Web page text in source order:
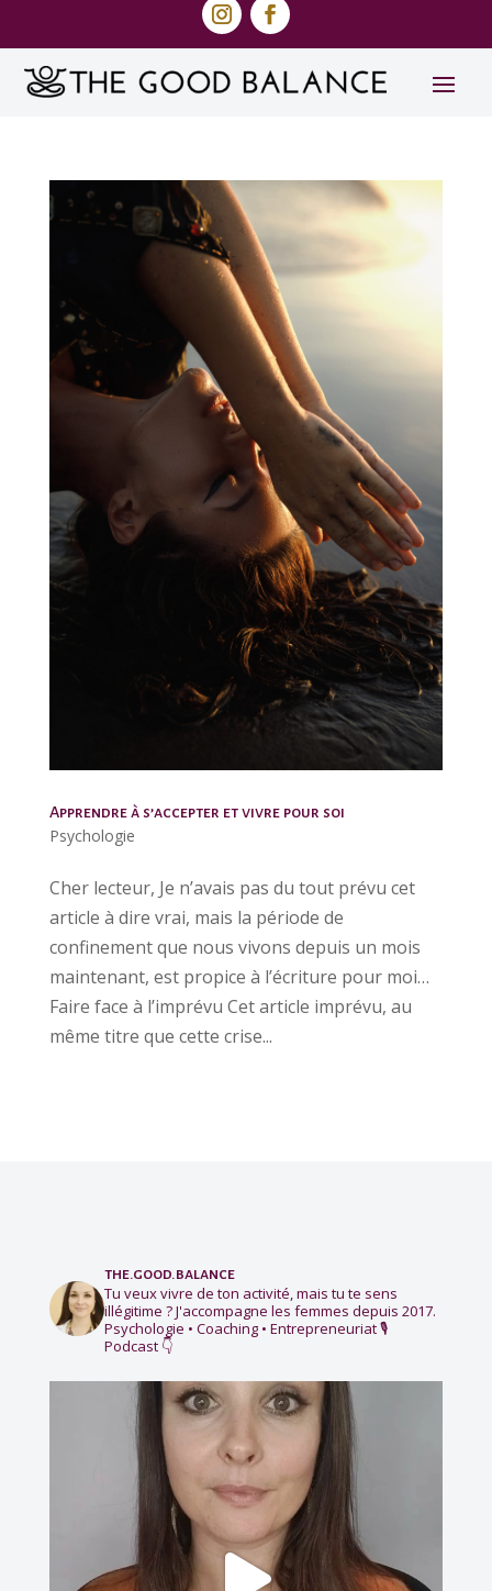
Apprendre à s’accepter et vivre pour soi
Psychologie
Cher lecteur, Je n’avais pas du tout prévu cet
article à dire vrai, mais la période de
confinement que nous vivons depuis un mois
maintenant, est propice à l’écriture pour moi…
Faire face à l’imprévu Cet article imprévu, au
même titre que cette crise...
the.good.balance
Tu veux vivre de ton activité, mais tu te sens
illégitime ?J'accompagne les femmes depuis 2017.
Psychologie • Coaching • Entrepreneuriat🎙️
Podcast 👇